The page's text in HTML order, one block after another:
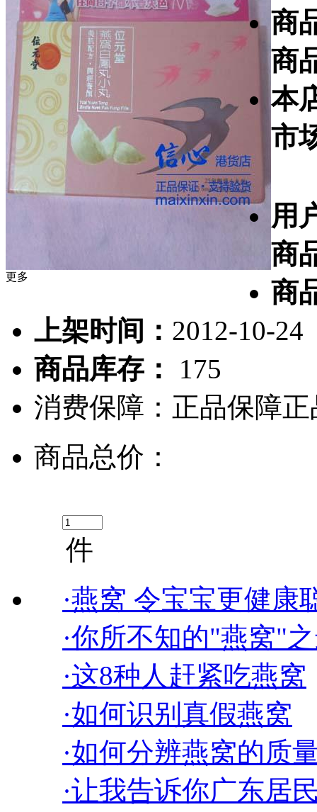
更多
商
商
本
市
用
商
商
上架时间： 2012-10-24
商品库存：
175
消费保障： 正品保障
商品总价：
件
·燕窝 令宝宝更健康
·你所不知的"燕窝"
·这8种人赶紧吃燕窝
·如何识别真假燕窝
·如何分辨燕窝的质
·让我告诉你广东居